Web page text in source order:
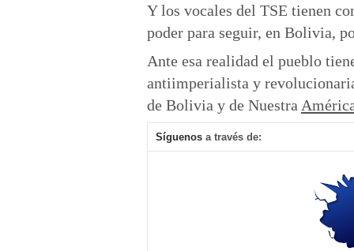
Y los vocales del TSE tienen
poder para seguir, en Bolivia,
Ante esa realidad el pueblo
antiimperialista y
de Bolivia y de Nuestra
Síguenos a través de: